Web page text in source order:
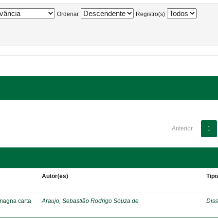
Ordenar Registro(s)
Anterior 1
Autor(es) Tipo
carta Araujo, Sebastião Rodrigo Souza de